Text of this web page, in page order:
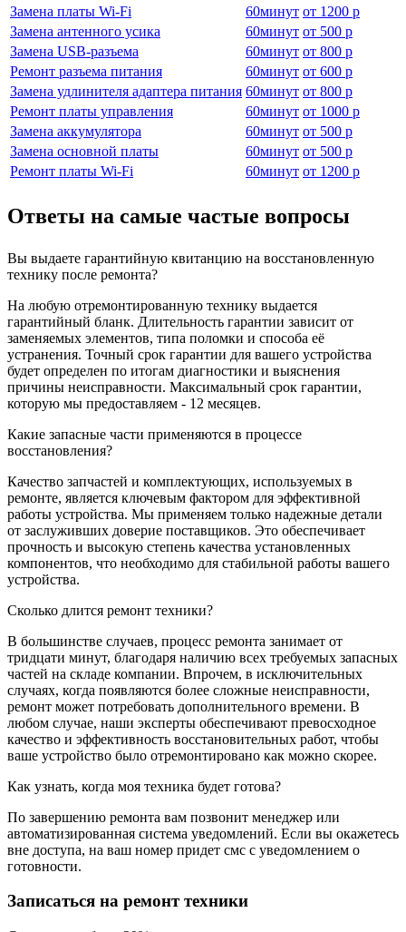
Замена платы Wi-Fi
60минут от 1200 р
Замена антенного усика
60минут от 500 р
Замена USB-разъема
60минут от 800 р
Ремонт разъема питания
60минут от 600 р
Замена удлинителя адаптера питания 60минут от 800 р
Ремонт платы управления
60минут от 1000 р
Замена аккумулятора
60минут от 500 р
Замена основной платы
60минут от 500 р
Ремонт платы Wi-Fi
60минут от 1200 р
Ответы на самые частые вопросы
Вы выдаете гарантийную квитанцию на восстановленную
технику после ремонта?
На любую отремонтированную технику выдается
гарантийный бланк. Длительность гарантии зависит от
заменяемых элементов, типа поломки и способа её
устранения. Точный срок гарантии для вашего устройства
будет определен по итогам диагностики и выяснения
причины неисправности. Максимальный срок гарантии,
которую мы предоставляем - 12 месяцев.
Какие запасные части применяются в процессе
восстановления?
Качество запчастей и комплектующих, используемых в
ремонте, является ключевым фактором для эффективной
работы устройства. Мы применяем только надежные детали
от заслуживших доверие поставщиков. Это обеспечивает
прочность и высокую степень качества установленных
компонентов, что необходимо для стабильной работы вашего
устройства.
Сколько длится ремонт техники?
В большинстве случаев, процесс ремонта занимает от
тридцати минут, благодаря наличию всех требуемых запасных
частей на складе компании. Впрочем, в исключительных
случаях, когда появляются более сложные неисправности,
ремонт может потребовать дополнительного времени. В
любом случае, наши эксперты обеспечивают превосходное
качество и эффективность восстановительных работ, чтобы
ваше устройство было отремонтировано как можно скорее.
Как узнать, когда моя техника будет готова?
По завершению ремонта вам позвонит менеджер или
автоматизированная система уведомлений. Если вы окажетесь
вне доступа, на ваш номер придет смс с уведомлением о
готовности.
Записаться на ремонт техники